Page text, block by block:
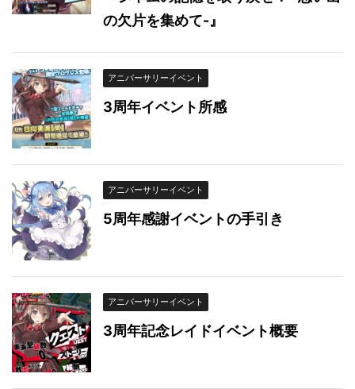
の欠片を集めて-』
アニバーサリーイベント
3周年イベント所感
アニバーサリーイベント
5周年感謝イベントの手引き
アニバーサリーイベント
3周年記念レイドイベント概要